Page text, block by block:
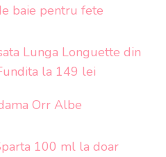
baie pentru fete
Lunga Longuette din
la 149 lei
Orr Albe
100 ml la doar